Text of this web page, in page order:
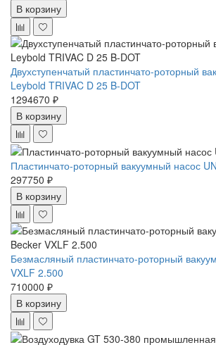
В корзину
Двухступенчатый пластинчато-роторный
Leybold TRIVAC D 25 B-DOT
1294670 ₽
В корзину
Пластинчато-роторный вакуумный насос
297750 ₽
В корзину
Безмасляный пластинчато-роторный
VXLF 2.500
710000 ₽
В корзину